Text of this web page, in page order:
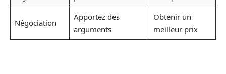
Négociation
Apportez des
arguments
Obtenir un
meilleur prix